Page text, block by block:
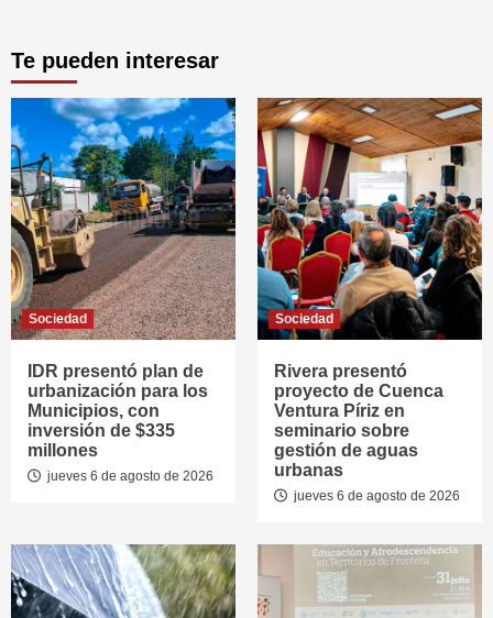
Te pueden interesar
Sociedad
IDR presentó plan de
urbanización para los
Municipios, con
inversión de $335
millones
jueves 6 de agosto de 2026
Sociedad
Rivera presentó
proyecto de Cuenca
Ventura Píriz en
seminario sobre
gestión de aguas
urbanas
jueves 6 de agosto de 2026